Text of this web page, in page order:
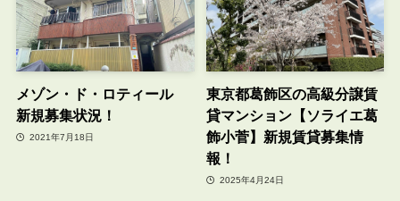
メゾン・ド・ロティール
新規募集状況！
2021年7月18日
東京都葛飾区の高級分譲賃
貸マンション【ソライエ葛
飾小菅】新規賃貸募集情
報！
2025年4月24日